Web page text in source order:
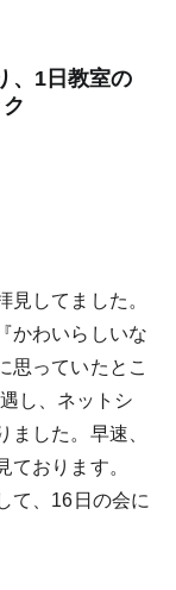
、1日教室の
してました。
かわいらしいな
思っていたとこ
し、ネットシ
ました。早速、
おります。
て、16日の会に